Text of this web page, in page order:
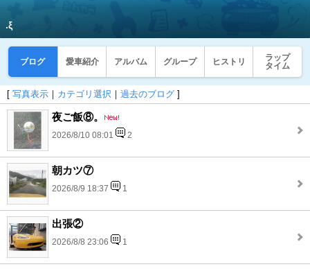
.ξ
ブログ 愛車紹介 アルバム グループ ヒストリ
ラップ
タイム
[ 写真表示 ｜ カテゴリ選択 ｜ 過去のブログ ]
夜ご飯⑧。
2026/8/10 08:01 2
朝カツ⑦
2026/8/9 18:37 1
出張②
2026/8/8 23:06 1